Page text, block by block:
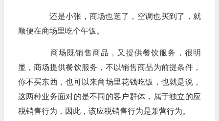
还是小张，商场也逛了，空调也买到了，就
顺便在商场里吃个午饭。
商场既销售商品，又提供餐饮服务，很明
显，商场提供餐饮服务，不以销售商品为前提条件，
你不买东西，也可以来商场里花钱吃饭，也就是说，
这两种业务面对的是不同的客户群体，属于独立的应
税销售行为，因此，该应税销售行为是兼营行为。